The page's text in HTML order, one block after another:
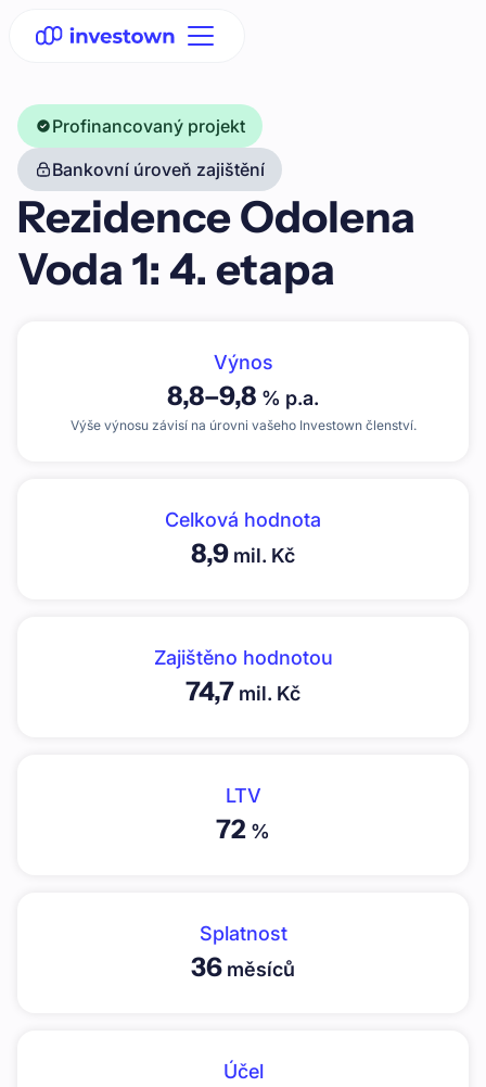
Profinancovaný projekt
Bankovní úroveň zajištění
Rezidence Odolena
Voda 1: 4. etapa
Výnos
8,8–9,8 % p.a.
Výše výnosu závisí na úrovni vašeho Investown členství.
Celková hodnota
8,9 mil. Kč
Zajištěno hodnotou
74,7 mil. Kč
LTV
72 %
Splatnost
36 měsíců
Účel